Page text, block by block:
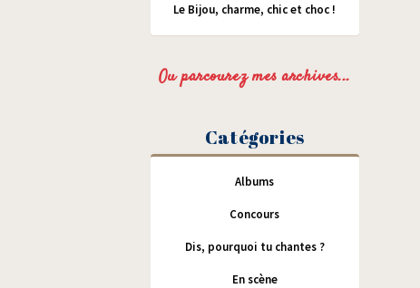
Le Bijou, charme, chic et choc !
Ou parcourez mes archives...
Catégories
Albums
Concours
Dis, pourquoi tu chantes ?
En scène